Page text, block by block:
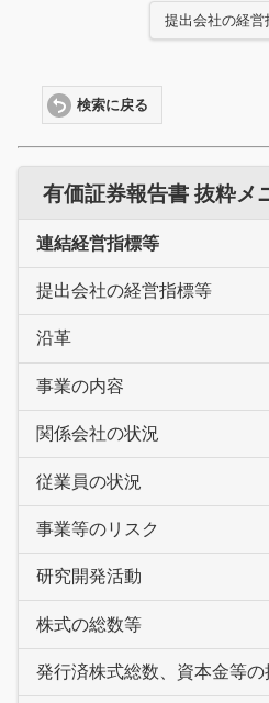
提出会社の経営
検索に戻る
有価証券報告書 抜粋メ
連結経営指標等
提出会社の経営指標等
沿革
事業の内容
関係会社の状況
従業員の状況
事業等のリスク
研究開発活動
株式の総数等
発行済株式総数、資本金等の